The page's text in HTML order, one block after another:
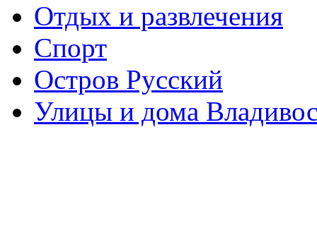
Отдых и развлечения
Спорт
Остров Русский
Улицы и дома